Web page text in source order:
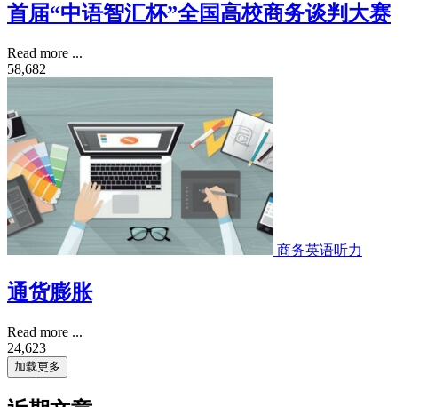
首届“中语智汇杯”全国高校商务谈判大赛
Read more ...
58,682
商务英语听力
通货膨胀
Read more ...
24,623
加载更多